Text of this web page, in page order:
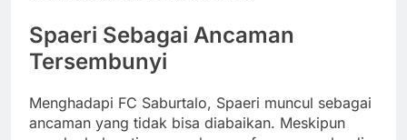
Spaeri Sebagai Ancaman
Tersembunyi
Menghadapi FC Saburtalo, Spaeri muncul sebagai
ancaman yang tidak bisa diabaikan. Meskipun